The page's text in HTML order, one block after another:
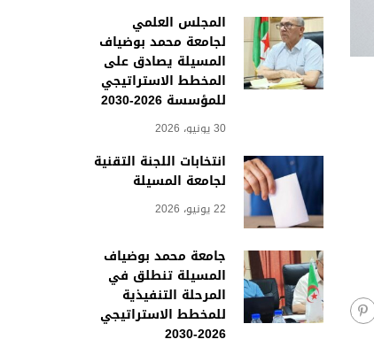
المجلس العلمي
لجامعة محمد بوضياف
المسيلة يصادق على
المخطط الاستراتيجي
للمؤسسة 2026-2030
30 يونيو، 2026
انتخابات اللجنة التقنية
لجامعة المسيلة
22 يونيو، 2026
جامعة محمد بوضياف
المسيلة تنطلق في
المرحلة التنفيذية
للمخطط الاستراتيجي
2026-2030